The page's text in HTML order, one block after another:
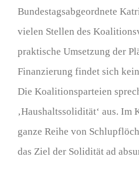
Bundestagsabgeordnete
vielen Stellen des
praktische Umsetzung der
Finanzierung findet sich
Die Koalitionsparteien
‚Haushaltssolidität‘ aus. Im
ganze Reihe von
das Ziel der Solidität ad